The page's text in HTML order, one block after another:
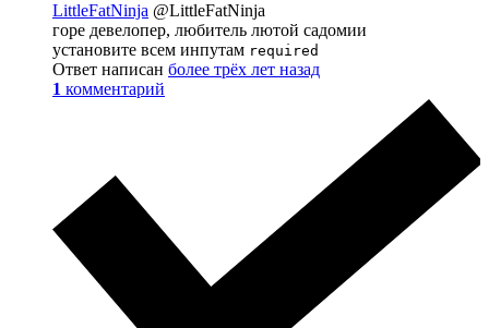
LittleFatNinja @LittleFatNinja
горе девелопер, любитель лютой садомии
установите всем инпутам required
Ответ написан более трёх лет назад
1 комментарий